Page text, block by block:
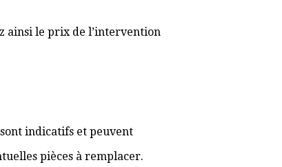
ainsi le prix de l’intervention
indicatifs et peuvent
pièces à remplacer.